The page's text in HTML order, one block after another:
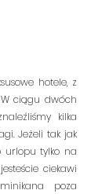
hotele, z
ciągu dwóch
kilka
Jeżeli tak jak
urlopu tylko na
ciekawi
poza